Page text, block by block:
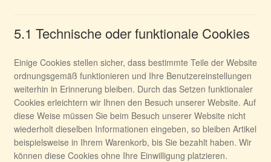
5.1 Technische oder funktionale Cookies
Einige Cookies stellen sicher, dass bestimmte Teile der Website
ordnungsgemäß funktionieren und Ihre Benutzereinstellungen
weiterhin in Erinnerung bleiben. Durch das Setzen funktionaler
Cookies erleichtern wir Ihnen den Besuch unserer Website. Auf
diese Weise müssen Sie beim Besuch unserer Website nicht
wiederholt dieselben Informationen eingeben, so bleiben Artikel
beispielsweise in Ihrem Warenkorb, bis Sie bezahlt haben. Wir
können diese Cookies ohne Ihre Einwilligung platzieren.